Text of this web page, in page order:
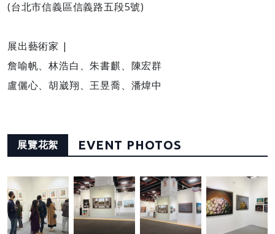
(台北市信義區信義路五段5號)
展出藝術家 |
詹喻帆、林浩白、朱書麒、陳宏群
盧儷心、胡崴翔、王昱喬、潘煒中
展覽花絮 EVENT PHOTOS